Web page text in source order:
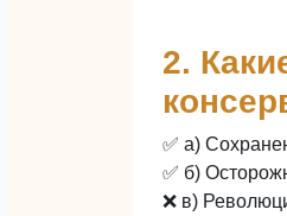
2.
✅ а)
✅ б)
❌ в)